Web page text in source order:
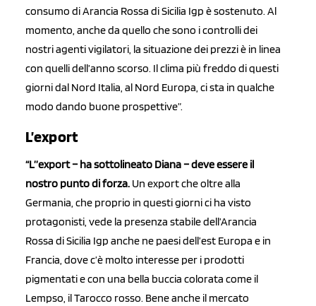
consumo di Arancia Rossa di Sicilia Igp è sostenuto. Al
momento, anche da quello che sono i controlli dei
nostri agenti vigilatori, la situazione dei prezzi è in linea
con quelli dell’anno scorso. Il clima più freddo di questi
giorni dal Nord Italia, al Nord Europa, ci sta in qualche
modo dando buone prospettive”.
L’export
“L’’export – ha sottolineato Diana – deve essere il
nostro punto di forza. Un export che oltre alla
Germania, che proprio in questi giorni ci ha visto
protagonisti, vede la presenza stabile dell’Arancia
Rossa di Sicilia Igp anche ne paesi dell’est Europa e in
Francia, dove c’è molto interesse per i prodotti
pigmentati e con una bella buccia colorata come il
Lempso, il Tarocco rosso. Bene anche il mercato